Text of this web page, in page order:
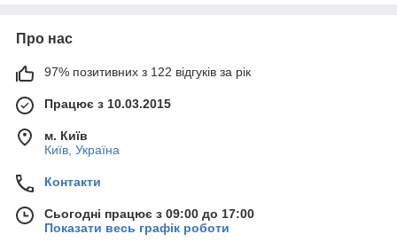
Об'єм камери від 20 до 40 літрів
Різні режими роботи
Таймер з автоматичним відключенням
ПЕРЕВАГИ ВИКОРИСТАННЯ:
Зручність експлуатації
Рівномірне розігрівання
Збереження корисних речовин
Про нас
97% позитивних з 122 відгуків за рік
Працює з 10.03.2015
м. Київ
Київ, Україна
Контакти
Сьогодні працює з 09:00 до 17:00
Показати весь графік роботи